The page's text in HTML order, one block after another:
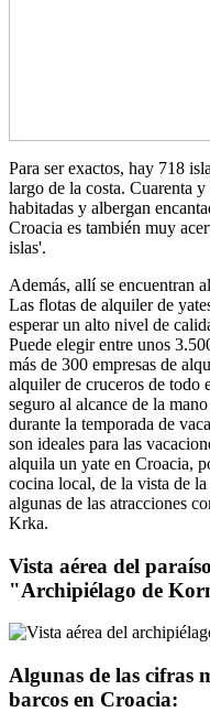
Para ser exactos, hay 718
largo de la costa. Cuarenta
habitadas y albergan
Croacia es también muy
islas'.
Además, allí se encuentran
Las flotas de alquiler de
esperar un alto nivel de
Puede elegir entre unos
más de 300 empresas de
alquiler de cruceros de todo
seguro al alcance de la
durante la temporada de
son ideales para las
alquila un yate en Croacia,
cocina local, de la vista de
algunas de las atracciones
Krka.
Vista aérea del
"Archipiélago de
Algunas de las cifras
barcos en Croacia: